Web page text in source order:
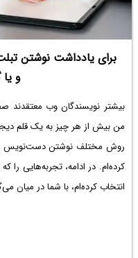
و
بیشتر نویسندگان وب معتقدند
من بیش از هر چیز به یک قلم
روش مختلف نوشتن دست‌نویس
کرده‌ام. در ادامه، تجربه‌هایی را
انتخاب کرده‌ام، با شما در میان